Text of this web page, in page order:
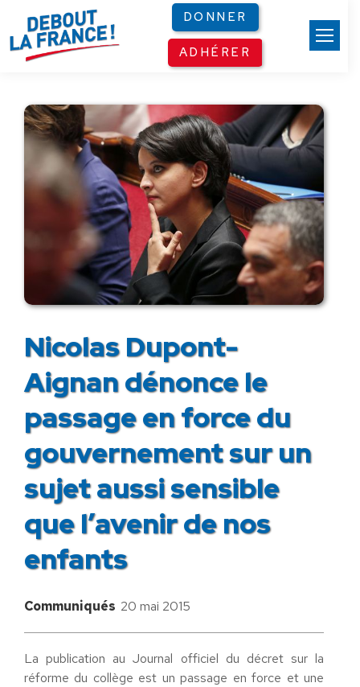
DONNER
ADHÉRER
Nicolas Dupont-
Aignan dénonce le
passage en force du
gouvernement sur un
sujet aussi sensible
que l’avenir de nos
enfants
Communiqués 20 mai 2015
La publication au Journal officiel du décret sur la
réforme du collège est un passage en force et une
Panneau de gestion des cookies